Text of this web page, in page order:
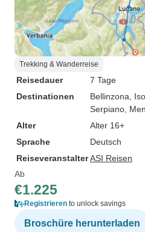
Trekking & Wanderreise
Reisedauer
7 Tage
Destinationen
Bellinzona ,
Serpiano ,
Alter
Alter 16+
Sprache
Deutsch
ReiseveranstalterASI Reisen
Ab
€1.225
Registrieren to unlock savings
Broschüre herunterladen